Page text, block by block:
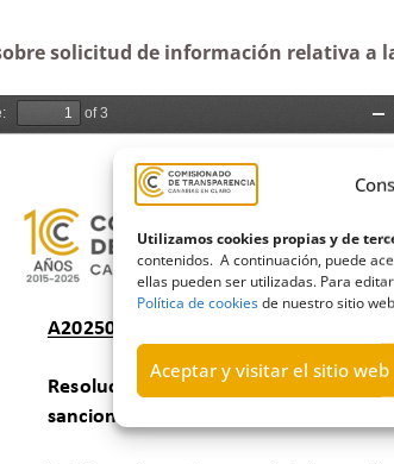
Utilizamos cookies propias y de
contenidos. A continuación, puede
ellas pueden ser utilizadas. Para
Política de cookiesde nuestro sitio
Aceptar y visitar el sitio web
solicitud de información relativa a